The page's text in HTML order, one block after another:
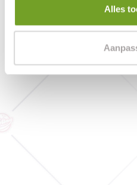
Alles
dann auf der rechten